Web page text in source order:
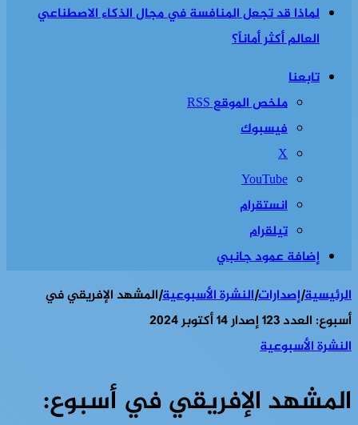
لماذا قد تجعل المنافسة في مجال الذكاء الاصطناعي
العالم أكثر أماناً؟
تابعنا
ملخص الموقع RSS
فيسبوك
‫X
‫YouTube
انستقرام
تيلقرام
إضافة عمود جانبي
الرئيسية|إصدارات|النشرة الأسبوعية|المشهد الإفريقي في
أسبوع: العدد 123 إصدار 14 أكتوبر 2024
النشرة الأسبوعية
المشهد الإفريقي في أسبوع: